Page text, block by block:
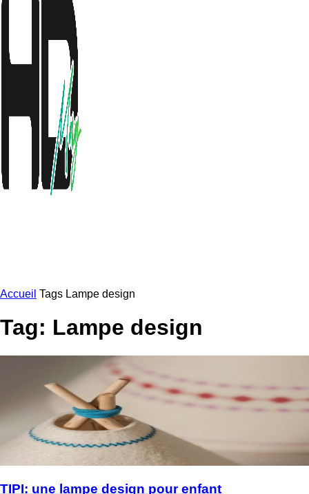
Accueil Tags Lampe design
Tag: Lampe design
TIPI: une lampe design pour enfant